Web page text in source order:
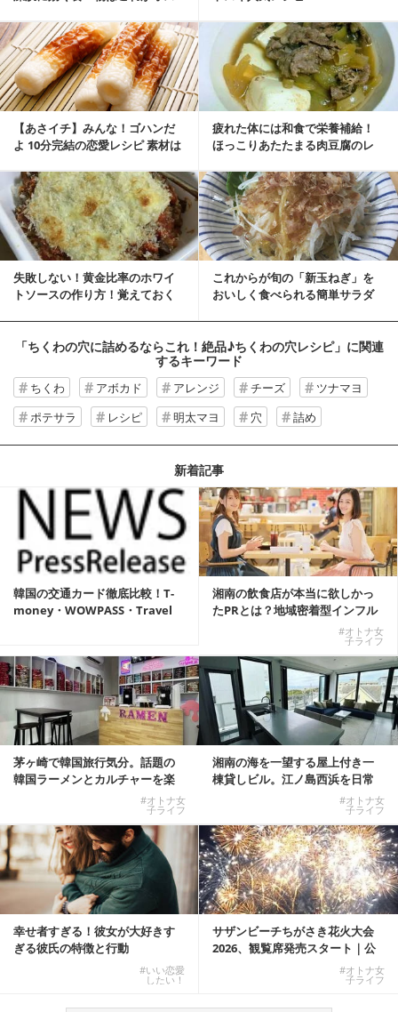
【あさイチ】みんな！ゴハンだ
よ 10分完結の恋愛レシピ 素材は
疲れた体には和食で栄養補給！
ほっこりあたたまる肉豆腐のレ
失敗しない！黄金比率のホワイ
トソースの作り方！覚えておく
これからが旬の「新玉ねぎ」を
おいしく食べられる簡単サラダ
「ちくわの穴に詰めるならこれ！絶品♪ちくわの穴レシピ」 に関連
するキーワード
ちくわ アボカド アレンジ チーズ
ツナマヨ
ポテサラ
レシピ 明太マヨ 穴 詰め
新着記事
韓国の交通カード徹底比較！T-
money・WOWPASS・Travel
湘南の飲食店が本当に欲しかっ
たPRとは？地域密着型インフル
#オトナ女
子ライフ
茅ヶ崎で韓国旅行気分。話題の
韓国ラーメンとカルチャーを楽
#オトナ女
子ライフ
湘南の海を一望する屋上付き一
棟貸しビル。江ノ島西浜を日常
#オトナ女
子ライフ
幸せ者すぎる！彼女が大好きす
ぎる彼氏の特徴と行動
#いい恋愛
したい！
サザンビーチちがさき花火大会
2026、観覧席発売スタート｜公
#オトナ女
子ライフ